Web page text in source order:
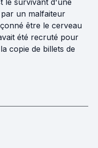
le survivant d'une
un malfaiteur
être le cerveau
été recruté pour
copie de billets de